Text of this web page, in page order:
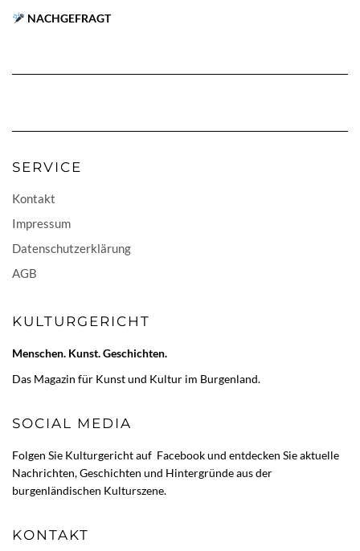
NACHGEFRAGT
SERVICE
Kontakt
Impressum
Datenschutzerklärung
AGB
KULTURGERICHT
Menschen. Kunst. Geschichten.
Das Magazin für Kunst und Kultur im Burgenland.
SOCIAL MEDIA
Folgen Sie Kulturgericht auf Facebookund entdecken Sie aktuelle
Nachrichten, Geschichten und Hintergründe aus der
burgenländischen Kulturszene.
KONTAKT